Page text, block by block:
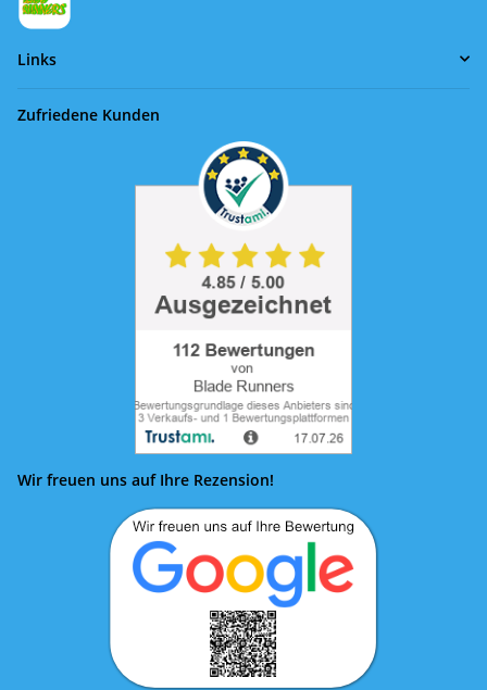
Links
Zufriedene Kunden
Wir freuen uns auf Ihre Rezension!